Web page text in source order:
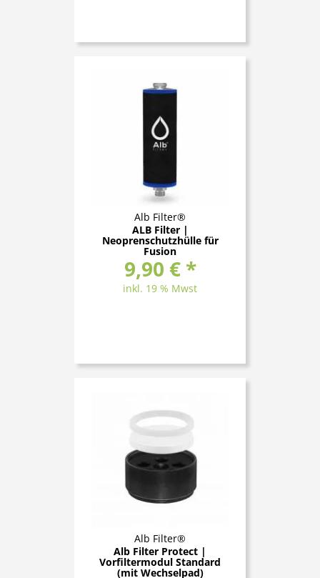
Alb Filter®
ALB Filter |
Neoprenschutzhülle für
Fusion
9,90 € *
inkl. 19 % Mwst
Alb Filter®
Alb Filter Protect |
Vorfiltermodul Standard
(mit Wechselpad)